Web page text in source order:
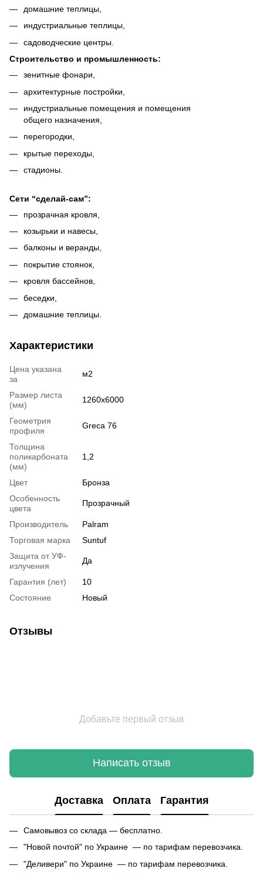
домашние теплицы,
индустриальные теплицы,
садоводческие центры.
Строительство и промышленность:
зенитные фонари,
архитектурные постройки,
индустриальные помещения и помещения
общего назначения,
перегородки,
крытые переходы,
стадионы.
Сети “cделай-cам”:
прозрачная кровля,
козырьки и навесы,
балконы и веранды,
покрытие стоянок,
кровля бассейнов,
беседки,
домашние теплицы.
Характеристики
Цена указана
за
м2
Размер листа
(мм)
1260x6000
Геометрия
профиля
Greca 76
Толщина
поликарбоната
(мм)
1,2
Цвет
Бронза
Особенность
цвета
Прозрачный
Производитель
Palram
Торговая марка
Suntuf
Защита от УФ-
излучения
Да
Гарантия (лет)
10
Состояние
Новый
Отзывы
Добавьте первый отзыв
Написать отзыв
Доставка Оплата Гарантия
Самовывоз со склада — бесплатно.
"Новой почтой" по Украине — по тарифам перевозчика.
"Деливери" по Украине — по тарифам перевозчика.